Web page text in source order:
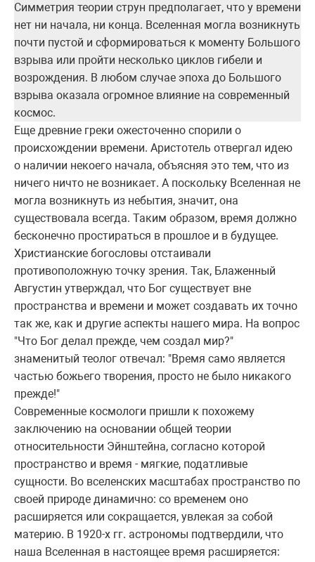
Симметрия теории струн предполагает, что у времени
нет ни начала, ни конца. Вселенная могла возникнуть
почти пустой и сформироваться к моменту Большого
взрыва или пройти несколько циклов гибели и
возрождения. В любом случае эпоха до Большого
взрыва оказала огромное влияние на современный
космос.
Еще древние греки ожесточенно спорили о
происхождении времени. Аристотель отвергал идею
о наличии некоего начала, объясняя это тем, что из
ничего ничто не возникает. А поскольку Вселенная не
могла возникнуть из небытия, значит, она
существовала всегда. Таким образом, время должно
бесконечно простираться в прошлое и в будущее.
Христианские богословы отстаивали
противоположную точку зрения. Так, Блаженный
Августин утверждал, что Бог существует вне
пространства и времени и может создавать их точно
так же, как и другие аспекты нашего мира. На вопрос
"Что Бог делал прежде, чем создал мир?"
знаменитый теолог отвечал: "Время само является
частью божьего творения, просто не было никакого
прежде!"
Современные космологи пришли к похожему
заключению на основании общей теории
относительности Эйнштейна, согласно которой
пространство и время - мягкие, податливые
сущности. Во вселенских масштабах пространство по
своей природе динамично: со временем оно
расширяется или сокращается, увлекая за собой
материю. В 1920-х гг. астрономы подтвердили, что
наша Вселенная в настоящее время расширяется: